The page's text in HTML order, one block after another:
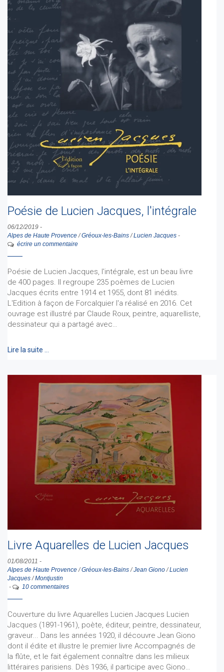
Poésie de Lucien Jacques, l'intégrale
06/12/2019 -
Alpes de Haute Provence /Gréoux-les-Bains /Lucien Jacques -
écrire un commentaire
Poésie de Lucien Jacques, l'intégrale, est un beau livre
de 400 pages. Il regroupe 235 poèmes de Lucien
Jacques écrits entre 1914 et 1955, dont 81 inédits.
L'Edition à façon de Forcalquier l'a réalisé en 2016. Cet
ouvrage est illustré par Claude Roux, peintre, aquarelliste,
dessinateur qui a partagé avec…
Lire la suite …
Livre Aquarelles de Lucien Jacques
01/08/2011 -
Alpes de Haute Provence/Gréoux-les-Bains/Jean Giono/Lucien
Jacques/Montjustin
-
10 commentaires
Couverture du livre Aquarelles Lucien Jacques Lucien
Jacques (1891-1961), poète, éditeur, peintre, dessinateur,
graveur... Dans les années 1920, il découvre Jean Giono
dont il édite et illustre le premier livre Accompagnés de
la flûte, et le fait également connaître dans les milieux
littéraires parisiens. Dès 1936, il participe avec Giono…